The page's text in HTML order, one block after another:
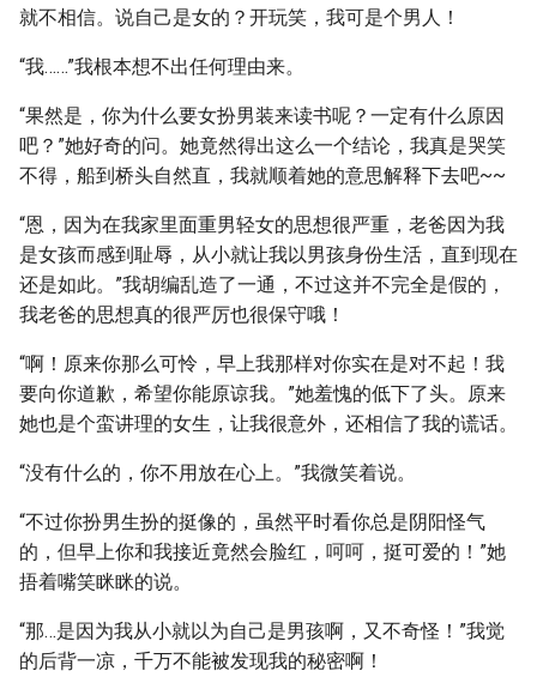
就不相信。说自己是女的？开玩笑，我可是个男人！
“我……”我根本想不出任何理由来。
“果然是，你为什么要女扮男装来读书呢？一定有什么原因
吧？”她好奇的问。她竟然得出这么一个结论，我真是哭笑
不得，船到桥头自然直，我就顺着她的意思解释下去吧~~
“恩，因为在我家里面重男轻女的思想很严重，老爸因为我
是女孩而感到耻辱，从小就让我以男孩身份生活，直到现在
还是如此。”我胡编乱造了一通，不过这并不完全是假的，
我老爸的思想真的很严厉也很保守哦！
“啊！原来你那么可怜，早上我那样对你实在是对不起！我
要向你道歉，希望你能原谅我。”她羞愧的低下了头。原来
她也是个蛮讲理的女生，让我很意外，还相信了我的谎话。
“没有什么的，你不用放在心上。”我微笑着说。
“不过你扮男生扮的挺像的，虽然平时看你总是阴阳怪气
的，但早上你和我接近竟然会脸红，呵呵，挺可爱的！”她
捂着嘴笑眯眯的说。
“那…是因为我从小就以为自己是男孩啊，又不奇怪！”我觉
的后背一凉，千万不能被发现我的秘密啊！